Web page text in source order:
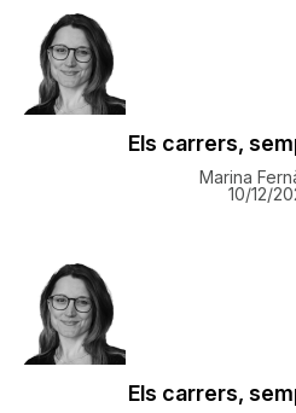
Els carrers,
Marina
10/12/
Els carrers,